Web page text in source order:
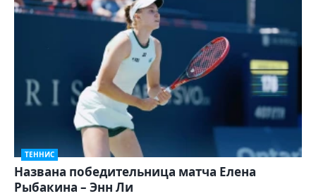
ТЕННИС
Названа победительница матча Елена
Рыбакина – Энн Ли